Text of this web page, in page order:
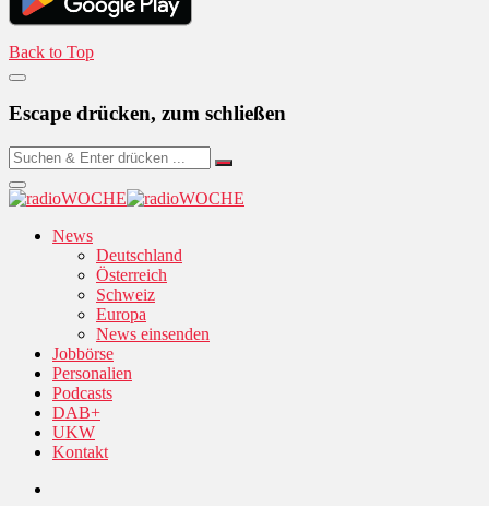
Back to Top
Escape drücken, zum schließen
News
Deutschland
Österreich
Schweiz
Europa
News einsenden
Jobbörse
Personalien
Podcasts
DAB+
UKW
Kontakt